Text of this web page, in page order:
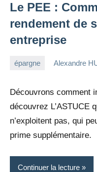
Le PEE :
rendement de
entreprise
épargne
2022
Alexandre
Aucun
Découvrons comment
découvrez L’ASTUCE
n’exploitent pas, qui
prime supplémentaire.
Continuer la lecture